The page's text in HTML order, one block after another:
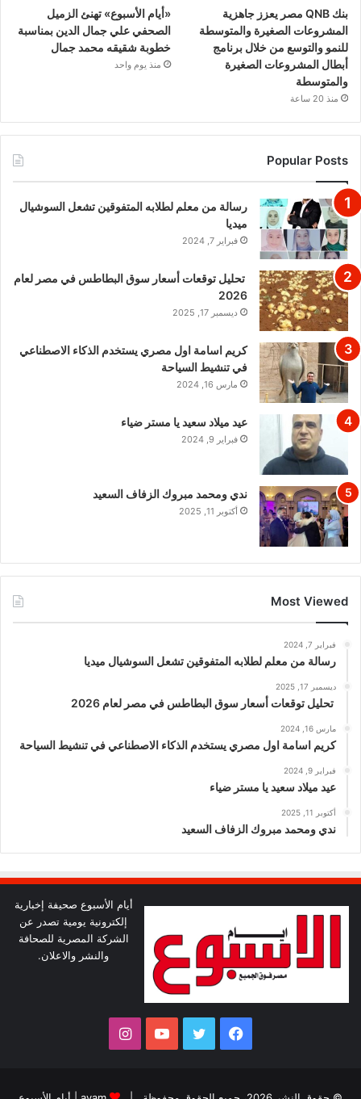
بنك QNB مصر يعزز جاهزية
المشروعات الصغيرة والمتوسطة
للنمو والتوسع من خلال برنامج
أبطال المشروعات الصغيرة
والمتوسطة
منذ 20 ساعة
«أيام الأسبوع» تهنئ الزميل
الصحفي علي جمال الدين بمناسبة
خطوبة شقيقه محمد جمال
منذ يوم واحد
Popular Posts
رسالة من معلم لطلابه المتفوقين تشعل السوشيال
ميديا
فبراير 7, 2024
تحليل توقعات أسعار سوق البطاطس في مصر لعام
2026
ديسمبر 17, 2025
كريم اسامة اول مصري يستخدم الذكاء الاصطناعي
في تنشيط السياحة
مارس 16, 2024
عيد ميلاد سعيد يا مستر ضياء
فبراير 9, 2024
ندي ومحمد مبروك الزفاف السعيد
أكتوبر 11, 2025
Most Viewed
فبراير 7, 2024
رسالة من معلم لطلابه المتفوقين تشعل السوشيال ميديا
ديسمبر 17, 2025
تحليل توقعات أسعار سوق البطاطس في مصر لعام 2026
مارس 16, 2024
كريم اسامة اول مصري يستخدم الذكاء الاصطناعي في تنشيط السياحة
فبراير 9, 2024
عيد ميلاد سعيد يا مستر ضياء
أكتوبر 11, 2025
ندي ومحمد مبروك الزفاف السعيد
أيام الأسبوع صحيفة إخبارية
إلكترونية يومية تصدر عن
الشركة المصرية للصحافة
والنشر والاعلان.
فيسبوك تويتر يوتيوبانستقرام